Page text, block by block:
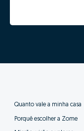
Quanto vale a minha casa
Porquê escolher a Zome